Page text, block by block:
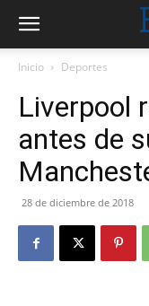
Inicio Deportes
Liverpool
antes de
28 de diciembre de 2018